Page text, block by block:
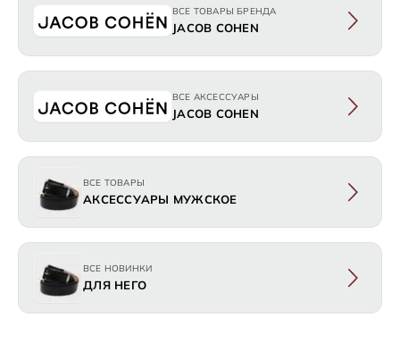
ВСЕ ТОВАРЫ БРЕНДА
JACOB COHEN
ВСЕ АКСЕССУАРЫ
JACOB COHEN
ВСЕ ТОВАРЫ
АКСЕССУАРЫ МУЖСКОЕ
ВСЕ НОВИНКИ
ДЛЯ НЕГО